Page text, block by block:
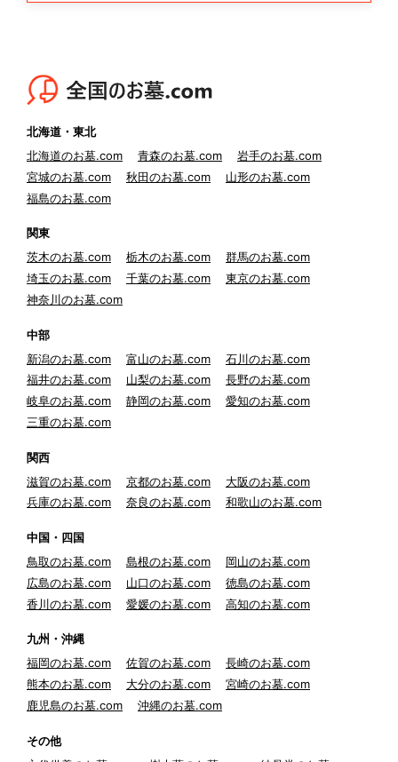
北海道・東北
北海道のお墓.com
青森のお墓.com
岩手のお墓.com
宮城のお墓.com
秋田のお墓.com
山形のお墓.com
福島のお墓.com
関東
茨木のお墓.com
栃木のお墓.com
群馬のお墓.com
埼玉のお墓.com
千葉のお墓.com
東京のお墓.com
神奈川のお墓.com
中部
新潟のお墓.com
富山のお墓.com
石川のお墓.com
福井のお墓.com
山梨のお墓.com
長野のお墓.com
岐阜のお墓.com
静岡のお墓.com
愛知のお墓.com
三重のお墓.com
関西
滋賀のお墓.com
京都のお墓.com
大阪のお墓.com
兵庫のお墓.com
奈良のお墓.com 和歌山のお墓.com
中国・四国
鳥取のお墓.com
島根のお墓.com
岡山のお墓.com
広島のお墓.com
山口のお墓.com
徳島のお墓.com
香川のお墓.com
愛媛のお墓.com 高知のお墓.com
九州・沖縄
福岡のお墓.com
佐賀のお墓.com
長崎のお墓.com
熊本のお墓.com
大分のお墓.com
宮崎のお墓.com
鹿児島のお墓.com
沖縄のお墓.com
その他